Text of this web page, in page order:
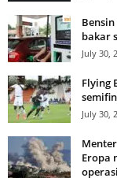
bakar
July 30,
Flying
July 30,
Eropa